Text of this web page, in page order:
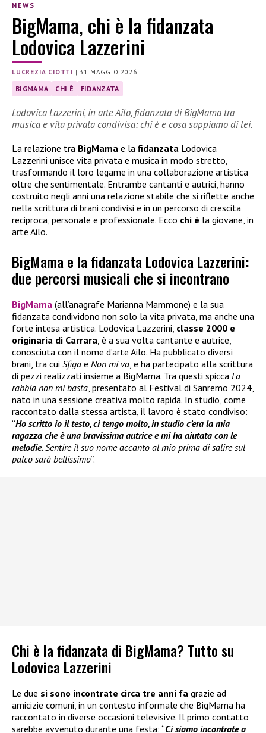
NEWS
BigMama, chi è la fidanzata
Lodovica Lazzerini
LUCREZIA CIOTTI |31 MAGGIO 2026
BIGMAMA CHI È FIDANZATA
Lodovica Lazzerini, in arte Ailo, fidanzata di BigMama tra
musica e vita privata condivisa: chi è e cosa sappiamo di lei.
La relazione tra BigMama e la fidanzata Lodovica
Lazzerini unisce vita privata e musica in modo stretto,
trasformando il loro legame in una collaborazione artistica
oltre che sentimentale. Entrambe cantanti e autrici, hanno
costruito negli anni una relazione stabile che si riflette anche
nella scrittura di brani condivisi e in un percorso di crescita
reciproca, personale e professionale. Ecco chi è la giovane, in
arte Ailo.
BigMama e la fidanzata Lodovica Lazzerini:
due percorsi musicali che si incontrano
BigMama (all’anagrafe Marianna Mammone) e la sua
fidanzata condividono non solo la vita privata, ma anche una
forte intesa artistica. Lodovica Lazzerini, classe 2000 e
originaria di Carrara, è a sua volta cantante e autrice,
conosciuta con il nome d’arte Ailo. Ha pubblicato diversi
brani, tra cui Sfiga e Non mi va, e ha partecipato alla scrittura
di pezzi realizzati insieme a BigMama. Tra questi spicca La
rabbia non mi basta, presentato al Festival di Sanremo 2024,
nato in una sessione creativa molto rapida. In studio, come
raccontato dalla stessa artista, il lavoro è stato condiviso:
“Ho scritto io il testo, ci tengo molto, in studio c’era la mia
ragazza che è una bravissima autrice e mi ha aiutata con le
melodie.Sentire il suo nome accanto al mio prima di salire sul
palco sarà bellissimo“.
Chi è la fidanzata di BigMama? Tutto su
Lodovica Lazzerini
Le due si sono incontrate circa tre anni fa grazie ad
amicizie comuni, in un contesto informale che BigMama ha
raccontato in diverse occasioni televisive. Il primo contatto
sarebbe avvenuto durante una festa: “Ci siamo incontrate a